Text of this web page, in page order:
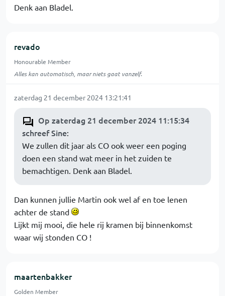
Denk aan Bladel.
revado
Honourable Member
Alles kan automatisch, maar niets gaat vanzelf.
zaterdag 21 december 2024 13:21:41
Op zaterdag 21 december 2024 11:15:34
schreef Sine:
We zullen dit jaar als CO ook weer een poging
doen een stand wat meer in het zuiden te
bemachtigen. Denk aan Bladel.
Dan kunnen jullie Martin ook wel af en toe lenen
achter de stand
Lijkt mij mooi, die hele rij kramen bij binnenkomst
waar wij stonden CO !
maartenbakker
Golden Member